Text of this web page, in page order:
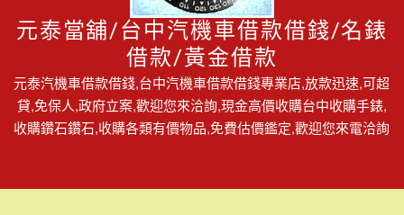
元泰當舖/台中汽機車借款借錢/名錶
借款/黃金借款
元泰汽機車借款借錢,台中汽機車借款借錢專業店,放款迅速,可超
貸,免保人,政府立案,歡迎您來洽詢,現金高價收購台中收購手錶,
收購鑽石鑽石,收購各類有價物品,免費估價鑑定,歡迎您來電洽詢